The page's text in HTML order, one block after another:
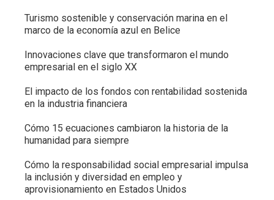
Turismo sostenible y conservación marina en el
marco de la economía azul en Belice
Innovaciones clave que transformaron el mundo
empresarial en el siglo XX
El impacto de los fondos con rentabilidad sostenida
en la industria financiera
Cómo 15 ecuaciones cambiaron la historia de la
humanidad para siempre
Cómo la responsabilidad social empresarial impulsa
la inclusión y diversidad en empleo y
aprovisionamiento en Estados Unidos